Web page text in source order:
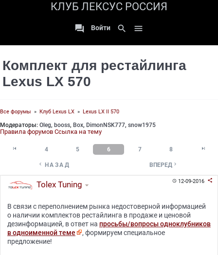
КЛУБ ЛЕКСУС РОССИЯ
 Войти search 
Комплект для рестайлинга
Lexus LX 570
Все форумы » Клуб Lexus LX » Lexus LX II 570
Модераторы: Oleg, booss, Box, DimonNSK777, snow1975
Правила форумов Ссылка на тему
 4 5 6 7 8 
 НАЗАД ВПЕРЕД 
 12-09-2016 
Tolex Tuning
В связи с переполнением рынка недостоверной информацией
о наличии комплектов рестайлинга в продаже и ценовой
дезинформацией, в ответ на просьбы/вопросы одноклубников
в одноименной теме
, формируем специальное
предложение!